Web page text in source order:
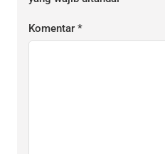
Komentar *